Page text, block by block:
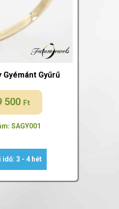
Gyémánt Gyűrű
500 Ft
SAGY001
idő: 3 - 4 hét